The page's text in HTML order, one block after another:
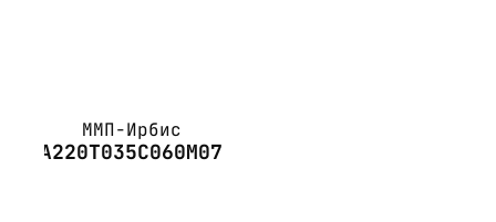
ММП-Ирбис
А220Т035С060М07